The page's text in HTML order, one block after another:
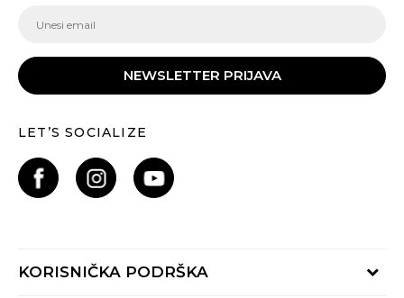
NEWSLETTER PRIJAVA
LET’S SOCIALIZE
KORISNIČKA PODRŠKA